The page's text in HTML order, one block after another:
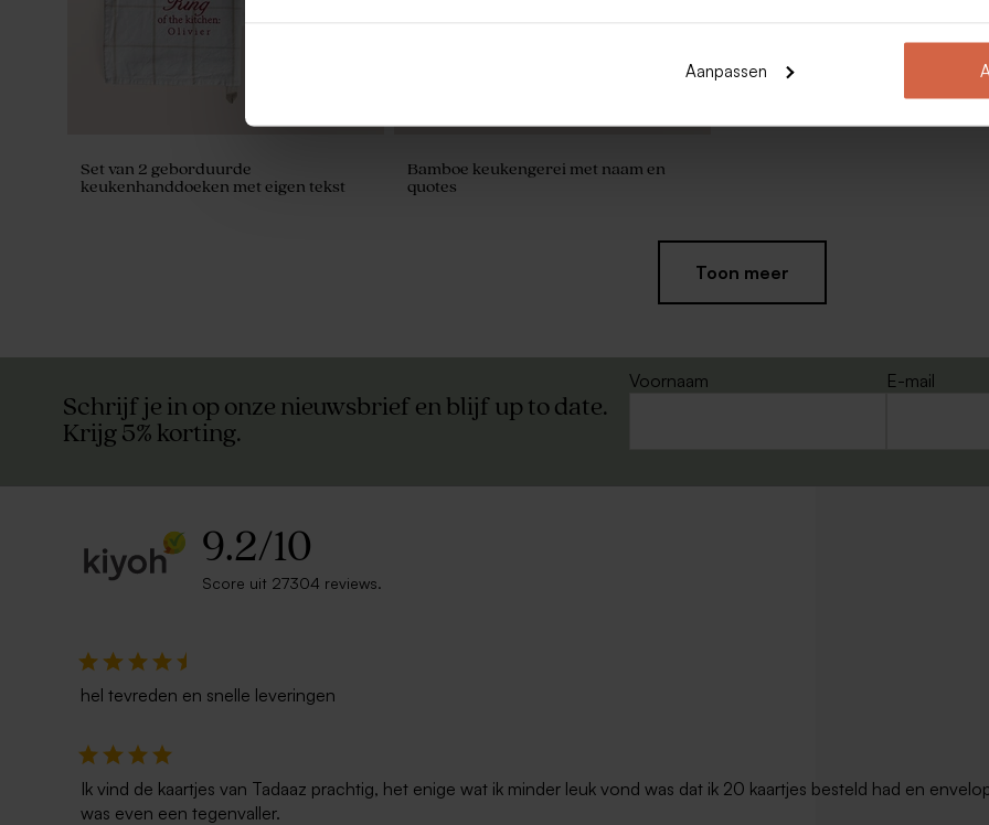
Aanpassen
Set van 2 geborduurde
keukenhanddoeken met eigen tekst
Bamboe keukengerei met naam en
quotes
Kaartje met persoonlijke boodschap
Toon meer
Schrijf je in op onze nieuwsbrief en blijf up to date.
Krijg 5% korting.
Voornaam
E-mail
9.2/10
Score uit 27304 reviews.
hel tevreden en snelle leveringen
Ik vind de kaartjes van Tadaaz prachtig, het enige wat ik minder leuk vond was dat ik 20 kaartjes besteld had en
was even een tegenvaller.